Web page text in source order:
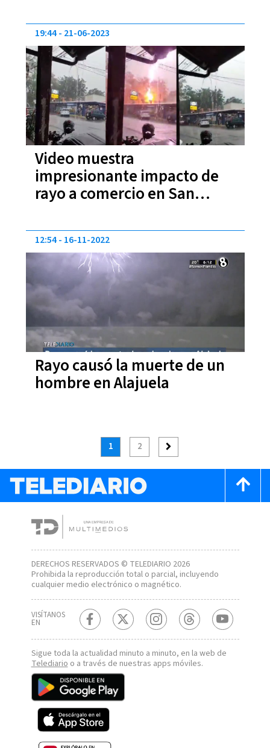
Video muestra
impresionante impacto de
rayo a comercio en San
19:44 21-06-2023
Rayo causó la muerte de un
hombre en Alajuela
12:54 16-11-2022
1 2
DERECHOS RESERVADOS © TELEDIARIO 2026
Prohibida la reproducción total o parcial, incluyendo
cualquier medio electrónico o magnético.
VISÍTANOS
EN
Sigue toda la actualidad minuto a minuto, en la web de
Telediario o a través de nuestras apps móviles.